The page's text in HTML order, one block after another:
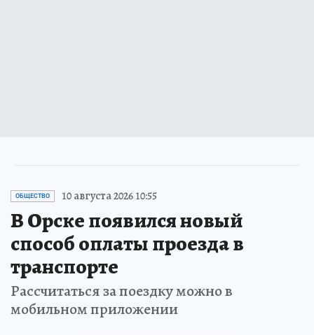
ОБЩЕСТВО 10 августа 2026 10:55
В Орске появился новый
способ оплаты проезда в
транспорте
Рассчитаться за поездку можно в
мобильном приложении